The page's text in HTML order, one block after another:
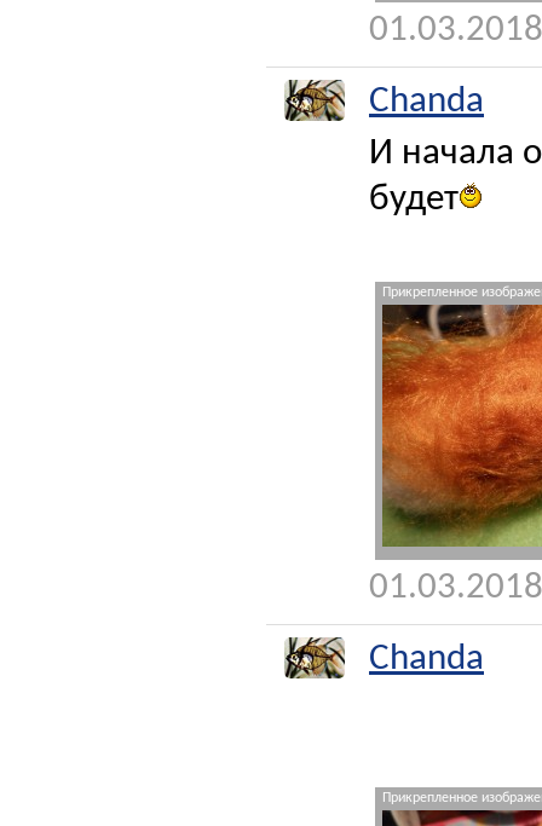
Chanda
И начала
будет
Прикрепленное
Chanda
Прикрепленное